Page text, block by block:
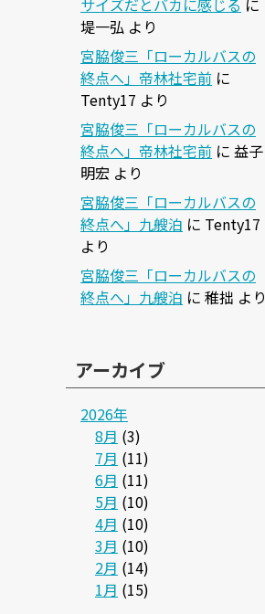
サイズだとバカに感じる に
堤一弘 より
宮脇俊三「ローカルバスの
終点へ」帝林社宅前 に
Tenty17 より
宮脇俊三「ローカルバスの
終点へ」帝林社宅前 に 益子
明宏 より
宮脇俊三「ローカルバスの
終点へ」九艘泊 に Tenty17
より
宮脇俊三「ローカルバスの
終点へ」九艘泊 に 稚拙 より
アーカイブ
2026年
8月 (3)
7月 (11)
6月 (11)
5月 (10)
4月 (10)
3月 (10)
2月 (14)
1月 (15)